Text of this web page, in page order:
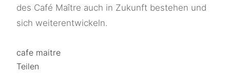
des Café Maître auch in Zukunft bestehen und
sich weiterentwickeln.
cafe maitre
Teilen